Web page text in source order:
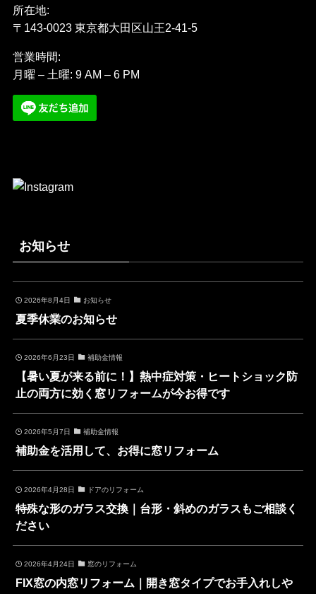
所在地:
〒143-0023 東京都大田区山王2-41-5
営業時間:
月曜 – 土曜: 9 AM – 6 PM
お知らせ
2026年8月4日 お知らせ
夏季休業のお知らせ
2026年6月23日 補助金情報
【暑い夏が来る前に！】熱中症対策・ヒートショック防
止の両方に効く窓リフォームが今お得です
2026年5月7日 補助金情報
補助金を活用して、お得に窓リフォーム
2026年4月28日 ドアのリフォーム
特殊な形のガラス交換｜台形・斜めのガラスもご相談く
ださい
2026年4月24日 窓のリフォーム
FIX窓の内窓リフォーム｜開き窓タイプでお手入れしや